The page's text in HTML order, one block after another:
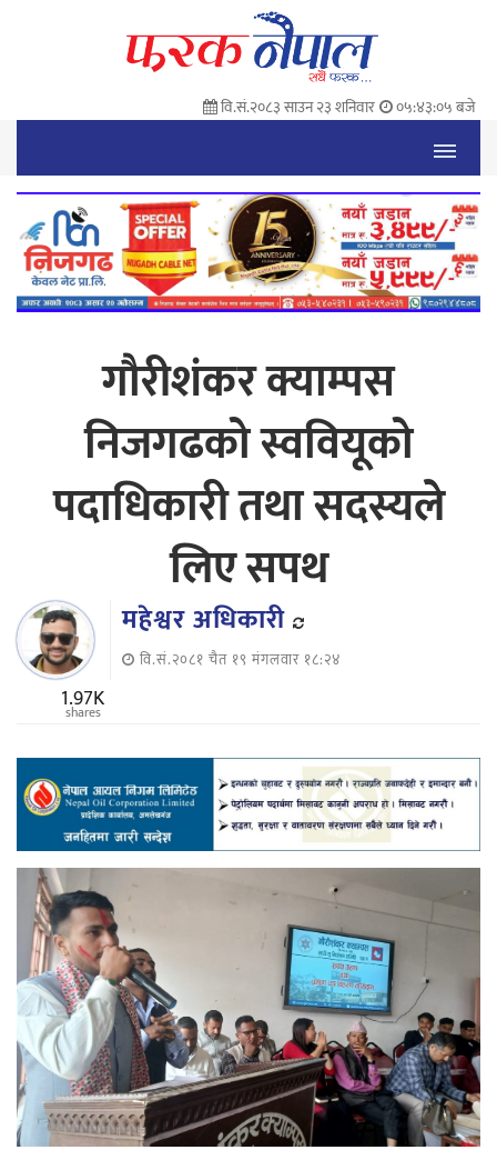
वि.सं.२०८३ साउन २३ शनिवार ०५:४३:०६ बजे
गौरीशंकर क्याम्पस
निजगढको स्ववियूको
पदाधिकारी तथा सदस्यले
लिए सपथ
महेश्वर अधिकारी
वि.सं.२०८१ चैत १९ मंगलवार १८:२४
1.97K
shares